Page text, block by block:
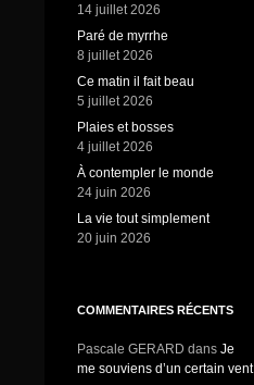
14 juillet 2026
Paré de myrrhe
8 juillet 2026
Ce matin il fait beau
5 juillet 2026
Plaies et bosses
4 juillet 2026
À contempler le monde
24 juin 2026
La vie tout simplement
20 juin 2026
COMMENTAIRES RÉCENTS
Pascale GERARD dans Je
me souviens d’un certain vent